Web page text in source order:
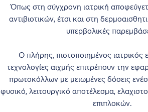
Όπως στη σύγχρονη ιατρική
αντιβιοτικών, έτσι και στη
υπερβολικές
Ο πλήρης, πιστοποιημένος ιατρικός
τεχνολογίες αιχμής επιτρέπουν την
πρωτοκόλλων με μειωμένες δόσεις
φυσικό, λειτουργικό αποτέλεσμα,
επιπλοκών.